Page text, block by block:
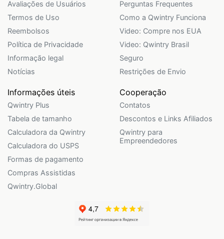
Avaliações de Usuários
Termos de Uso
Reembolsos
Política de Privacidade
Informação legal
Notícias
Perguntas Frequentes
Como a Qwintry Funciona
Video: Compre nos EUA
Video: Qwintry Brasil
Seguro
Restrições de Envio
Informações úteis
Qwintry Plus
Tabela de tamanho
Calculadora da Qwintry
Calculadora do USPS
Formas de pagamento
Compras Assistidas
Qwintry.Global
Cooperação
Contatos
Descontos e Links Afiliados
Qwintry para
Empreendedores